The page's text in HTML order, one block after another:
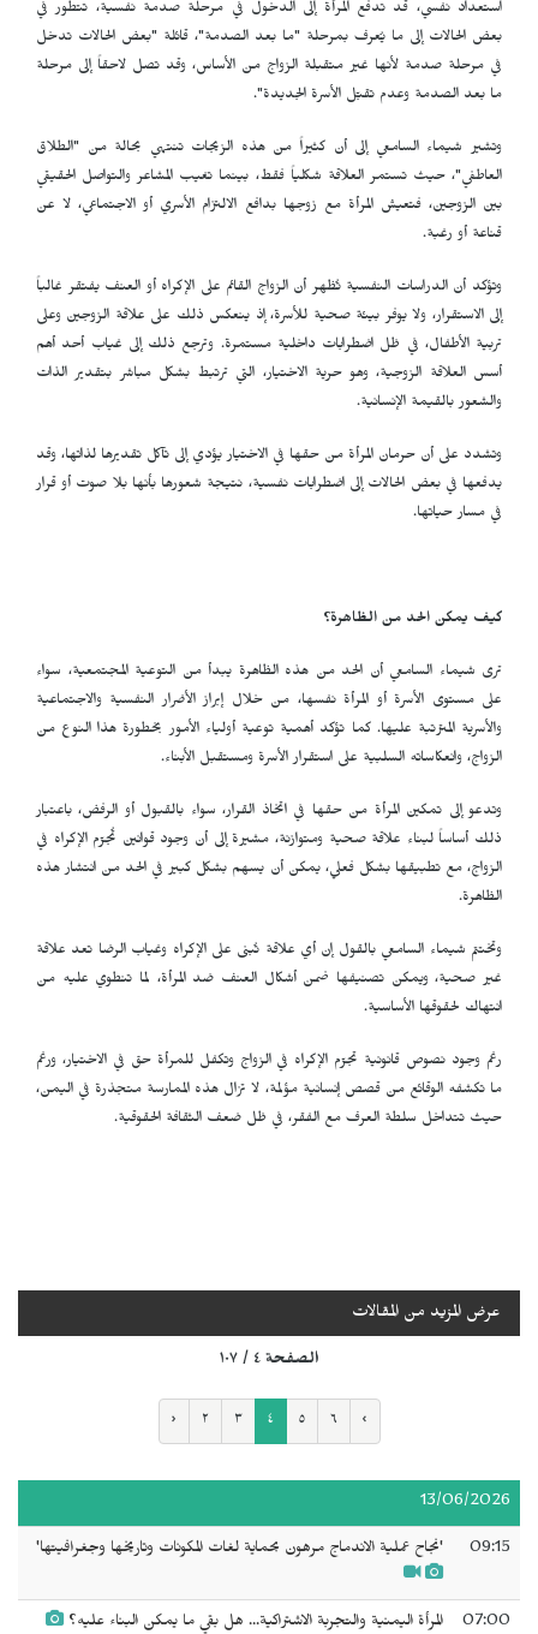
استعداد نفسي، قد تدفع المرأة إلى الدخول في مرحلة صدمة نفسية، تتطور في
بعض الحالات إلى ما يُعرف بمرحلة "ما بعد الصدمة"، قائلة "بعض الحالات تدخل
في مرحلة صدمة لأنها غير متقبلة الزواج من الأساس، وقد تصل لاحقاً إلى مرحلة
ما بعد الصدمة وعدم تقبّل الأسرة الجديدة".
وتشير شيماء السامعي إلى أن كثيراً من هذه الزيجات تنتهي بحالة من "الطلاق
العاطفي"، حيث تستمر العلاقة شكلياً فقط، بينما تغيب المشاعر والتواصل الحقيقي
بين الزوجين، فتعيش المرأة مع زوجها بدافع الالتزام الأسري أو الاجتماعي، لا عن
قناعة أو رغبة.
وتؤكد أن الدراسات النفسية تُظهر أن الزواج القائم على الإكراه أو العنف يفتقر غالباً
إلى الاستقرار، ولا يوفر بيئة صحية للأسرة، إذ ينعكس ذلك على علاقة الزوجين وعلى
تربية الأطفال، في ظل اضطرابات داخلية مستمرة. وترجع ذلك إلى غياب أحد أهم
أسس العلاقة الزوجية، وهو حرية الاختيار، التي ترتبط بشكل مباشر بتقدير الذات
والشعور بالقيمة الإنسانية.
وتشدد على أن حرمان المرأة من حقها في الاختيار يؤدي إلى تآكل تقديرها لذاتها، وقد
يدفعها في بعض الحالات إلى اضطرابات نفسية، نتيجة شعورها بأنها بلا صوت أو قرار
في مسار حياتها.
كيف يمكن الحد من الظاهرة؟
ترى شيماء السامعي أن الحد من هذه الظاهرة يبدأ من التوعية المجتمعية، سواء
على مستوى الأسرة أو المرأة نفسها، من خلال إبراز الأضرار النفسية والاجتماعية
والأسرية المترتبة عليها. كما تؤكد أهمية توعية أولياء الأمور بخطورة هذا النوع من
الزواج، وانعكاساته السلبية على استقرار الأسرة ومستقبل الأبناء.
وتدعو إلى تمكين المرأة من حقها في اتخاذ القرار، سواء بالقبول أو الرفض، باعتبار
ذلك أساساً لبناء علاقة صحية ومتوازنة، مشيرة إلى أن وجود قوانين تُجرّم الإكراه في
الزواج، مع تطبيقها بشكل فعلي، يمكن أن يسهم بشكل كبير في الحد من انتشار هذه
الظاهرة.
وتختتم شيماء السامعي بالقول إن أي علاقة تُبنى على الإكراه وغياب الرضا تعد علاقة
غير صحية، ويمكن تصنيفها ضمن أشكال العنف ضد المرأة، لما تنطوي عليه من
انتهاك لحقوقها الأساسية.
رغم وجود نصوص قانونية تجرّم الإكراه في الزواج وتكفل للمرأة حق في الاختيار، ورغم
ما تكشفه الوقائع من قصص إنسانية مؤلمة، لا تزال هذه الممارسة متجذرة في اليمن،
حيث تتداخل سلطة العرف مع الفقر، في ظل ضعف الثقافة الحقوقية.
عرض المزيد من المقالات
الصفحة ٤ / ١٠٧
‹ ٢ ٣ ٤ ٥ ٦ ›
13/06/2026
09:15 'نجاح عملية الاندماج مرهون بحماية لغات المكونات وتاريخها وجغرافيتها'
07:00 المرأة اليمنية والتجربة الاشتراكية... هل بقي ما يمكن البناء عليه؟